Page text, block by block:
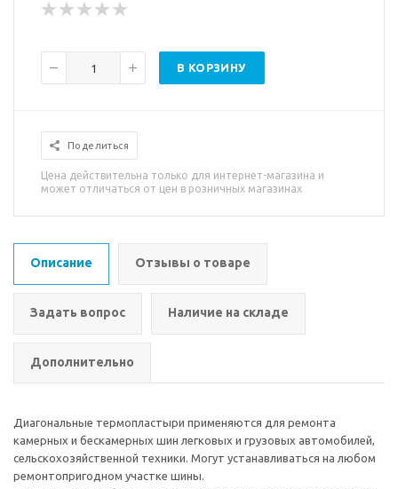
В КОРЗИНУ
Поделиться
Цена действительна только для интернет-магазина и
может отличаться от цен в розничных магазинах
Описание Отзывы о товаре
Задать вопрос Наличие на складе
Дополнительно
Диагональные термопластыри применяются для ремонта
камерных и бескамерных шин легковых и грузовых автомобилей,
сельскохозяйственной техники. Могут устанавливаться на любом
ремонтопригодном участке шины.